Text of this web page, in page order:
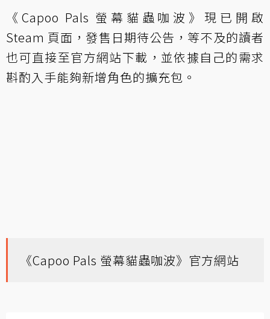
《Capoo Pals 螢幕貓蟲咖波》現已開啟
Steam 頁面，發售日期待公告，等不及的讀者
也可直接至官方網站下載，並依據自己的需求
斟酌入手能夠新增角色的擴充包。
《Capoo Pals 螢幕貓蟲咖波》官方網站